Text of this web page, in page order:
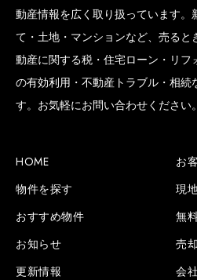
動産情報を広く取り扱っています。
て・土地・マンションなど、売ると
動産に関する税・住宅ローン・リ
の有効利用・不動産トラブル・相
す。お気軽にお問い合わせください。
HOME
物件を探す
おすすめ物件
お知らせ
更新情報
お
現
無
売
会